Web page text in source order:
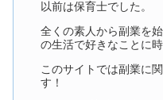
以前は保育士でした。
全くの素人から副業を
の生活で好きなことに
このサイトでは副業に
す！